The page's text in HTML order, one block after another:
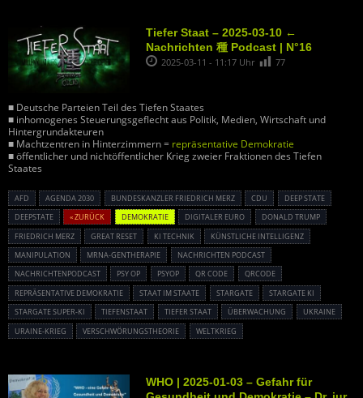
Tiefer Staat – 2025-03-10 ←
Nachrichten 種 Podcast | N°16
2025-03-11 - 11:17 Uhr 77
■ Deutsche Parteien Teil des Tiefen Staates
■ inhomogenes Steuerungsgeflecht aus Politik, Medien, Wirtschaft und
Hintergrundakteuren
■ Machtzentren in Hinterzimmern = repräsentative Demokratie
■ öffentlicher und nichtöffentlicher Krieg zweier Fraktionen des Tiefen
Staates
AFD AGENDA 2030 BUNDESKANZLER FRIEDRICH MERZ CDU
DEEP STATE
DEEPSTATE
« ZURÜCK DEMOKRATIE DIGITALER EURO
DONALD TRUMP
FRIEDRICH MERZ
GREAT RESET KI TECHNIK
KÜNSTLICHE INTELLIGENZ
MANIPULATION
MRNA-GENTHERAPIE
NACHRICHTEN PODCAST
NACHRICHTENPODCAST
PSY OP PSYOP QR CODE
QRCODE
REPRÄSENTATIVE DEMOKRATIE
STAAT IM STAATE STARGATE
STARGATE KI
STARGATE SUPER-KI
TIEFENSTAAT TIEFER STAAT ÜBERWACHUNG
UKRAINE
URAINE-KRIEG
VERSCHWÖRUNGSTHEORIE WELTKRIEG
WHO | 2025-01-03 – Gefahr für